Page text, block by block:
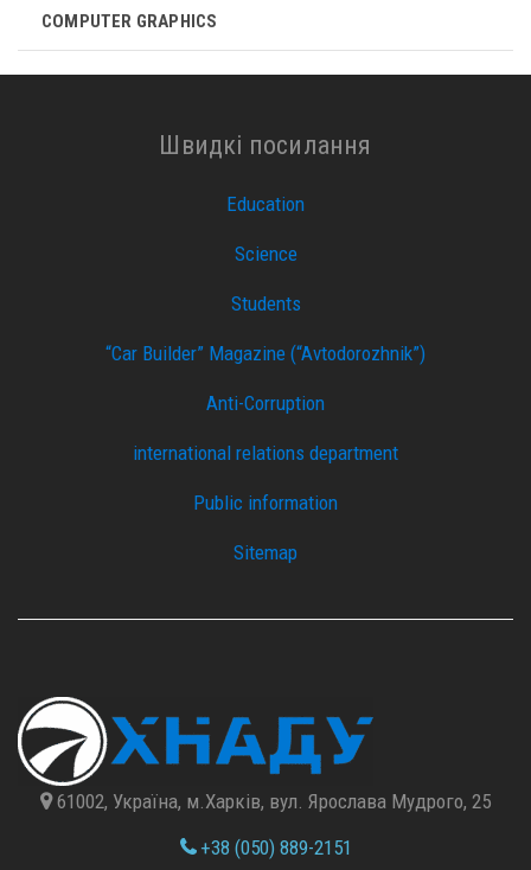
COMPUTER GRAPHICS
Швидкі посилання
Education
Science
Students
“Car Builder” Magazine (“Avtodorozhnik”)
Anti-Corruption
international relations department
Public information
Sitemap
61002, Україна, м.Харків, вул. Ярослава Мудрого, 25
+38 (050) 889-2151